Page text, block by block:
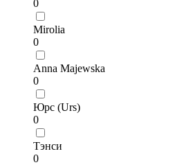
0
Mirolia
0
Anna Majewska
0
Юрс (Urs)
0
Тэнси
0